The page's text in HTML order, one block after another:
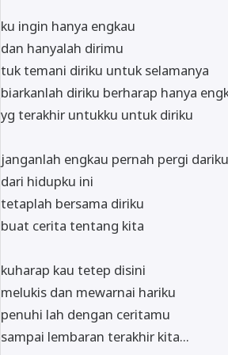
ku ingin hanya engkau
dan hanyalah dirimu
tuk temani diriku untuk selamanya
biarkanlah diriku berharap hanya
yg terakhir untukku untuk diriku
janganlah engkau pernah pergi dariku
dari hidupku ini
tetaplah bersama diriku
buat cerita tentang kita
kuharap kau tetep disini
melukis dan mewarnai hariku
penuhi lah dengan ceritamu
sampai lembaran terakhir kita...